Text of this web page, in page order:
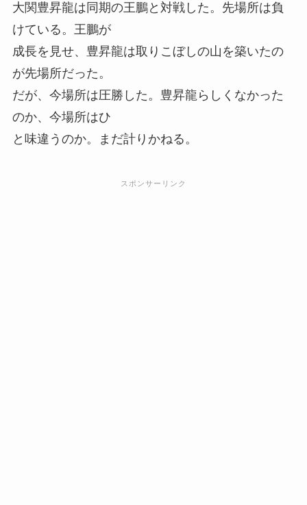
大関豊昇龍は同期の王鵬と対戦した。先場所は負
けている。王鵬が
成長を見せ、豊昇龍は取りこぼしの山を築いたの
が先場所だった。
だが、今場所は圧勝した。豊昇龍らしくなかった
のか、今場所はひ
と味違うのか。まだ計りかねる。
スポンサーリンク